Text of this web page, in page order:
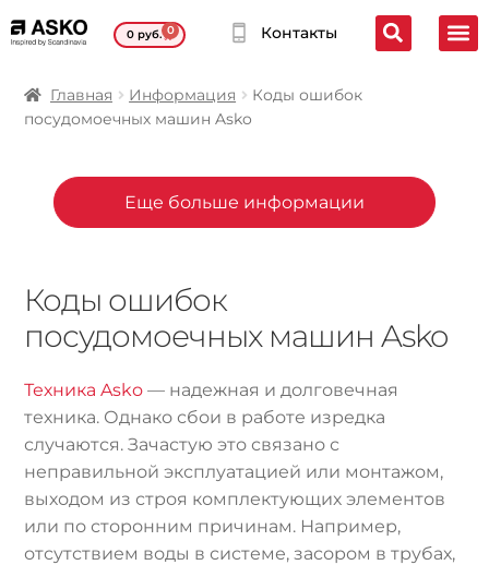
0руб. 0 Контакты
Главная Информация
Коды ошибок
посудомоечных машин Asko
Еще больше информации
Коды ошибок
посудомоечных машин Asko
Техника Asko — надежная и долговечная
техника. Однако сбои в работе изредка
случаются. Зачастую это связано с
неправильной эксплуатацией или монтажом,
выходом из строя комплектующих элементов
или по сторонним причинам. Например,
отсутствием воды в системе, засором в трубах,